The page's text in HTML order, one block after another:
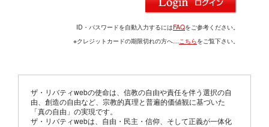
ID・パスワードを自動入力するにはFAQをご参考ください。
※クレジットカードの期限切れの方へ…こちらをご覧下さい。
ザ・リバティwebの使命は、信教の自由や責任を伴う選択の自
由、創造の自由など、宗教的真理と普遍的価値観に基づいた
「真の自由」の実現です。
ザ・リバティwebは、自由・民主・信仰、そして正義が一体化